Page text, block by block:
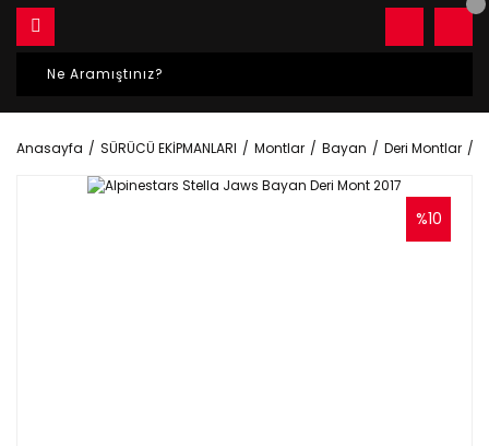
Anasayfa SÜRÜCÜ EKİPMANLARI Montlar Bayan Deri Montlar
%10